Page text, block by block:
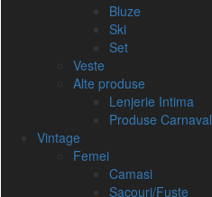
Bluze
Ski
Set
Veste
Alte produse
Lenjerie Intima
Produse Carnaval
Vintage
Femei
Camasi
Sacouri/Fuste